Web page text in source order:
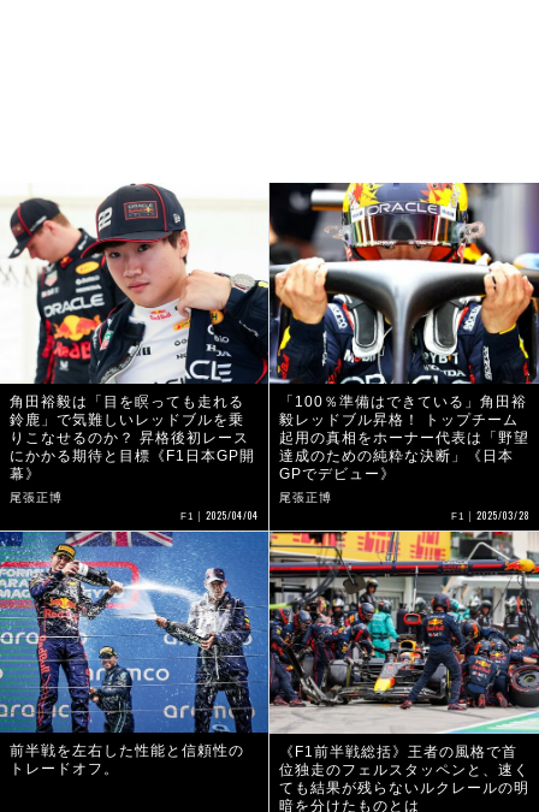
角田裕毅は「目を瞑っても走れる
鈴鹿」で気難しいレッドブルを乗
りこなせるのか？ 昇格後初レース
にかかる期待と目標《F1日本GP開
幕》
尾張正博
F1 2025/04/04
「100％準備はできている」角田裕
毅レッドブル昇格！ トップチーム
起用の真相をホーナー代表は「野望
達成のための純粋な決断」《日本
GPでデビュー》
尾張正博
F1 2025/03/28
前半戦を左右した性能と信頼性の
トレードオフ。
《F1前半戦総括》王者の風格で首
位独走のフェルスタッペンと、速く
ても結果が残らないルクレールの明
暗を分けたものとは